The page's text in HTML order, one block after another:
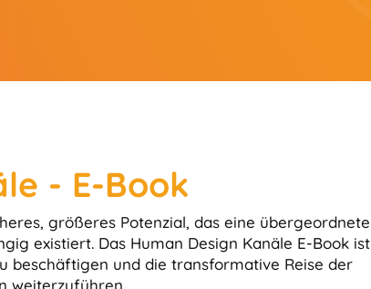
- E-Book
größeres Potenzial, das eine übergeordnete
existiert. Das Human Design Kanäle E-Book ist
beschäftigen und die transformative Reise der
weiterzuführen.